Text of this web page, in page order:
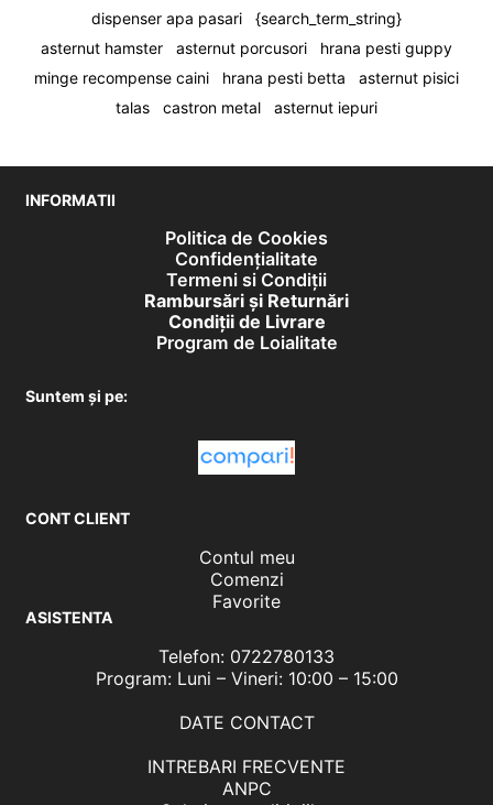
dispenser apa pasari
{search_term_string}
asternut hamster
asternut porcusori
hrana pesti guppy
minge recompense caini
hrana pesti betta
asternut pisici
talas
castron metal asternut iepuri
INFORMATII
Politica de Cookies
Confidențialitate
Termeni si Condiții
Rambursări și Returnări
Condiţii de Livrare
Program de Loialitate
Suntem și pe:
CONT CLIENT
Contul meu
Comenzi
Favorite
ASISTENTA
Telefon: 0722780133
Program: Luni – Vineri: 10:00 – 15:00
DATE CONTACT
INTREBARI FRECVENTE
ANPC